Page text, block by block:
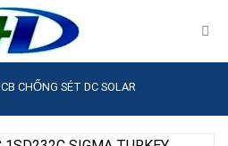
CB CHỐNG SÉT DC SOLAR